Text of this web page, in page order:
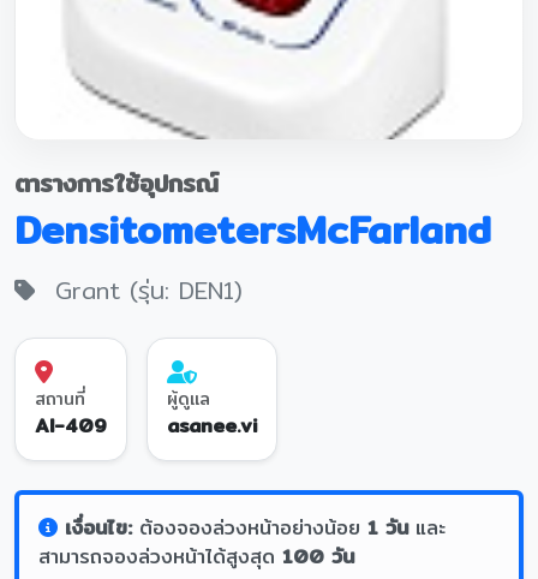
ตารางการใช้อุปกรณ์
DensitometersMcFarland
Grant (รุ่น: DEN1)
สถานที่
AI-409
ผู้ดูแล
asanee.vi
เงื่อนไข:ต้องจองล่วงหน้าอย่างน้อย 1 วันและ
สามารถจองล่วงหน้าได้สูงสุด 100 วัน